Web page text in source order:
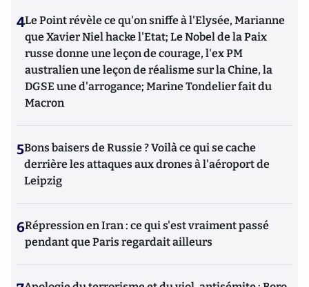
4Le Point révèle ce qu'on sniffe à l'Elysée, Marianne
que Xavier Niel hacke l'Etat; Le Nobel de la Paix
russe donne une leçon de courage, l'ex PM
australien une leçon de réalisme sur la Chine, la
DGSE une d'arrogance; Marine Tondelier fait du
Macron
5Bons baisers de Russie ? Voilà ce qui se cache
derrière les attaques aux drones à l'aéroport de
Leipzig
6Répression en Iran : ce qui s'est vraiment passé
pendant que Paris regardait ailleurs